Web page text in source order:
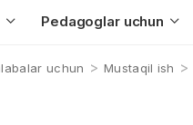
Pedagoglar uchun
uchun > Mustaqil ish >